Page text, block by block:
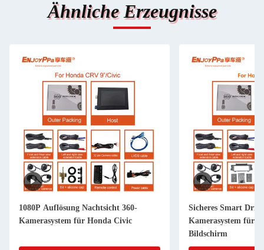
Ähnliche Erzeugnisse
1080P Auflösung Nachtsicht 360-
Kamerasystem für Honda Civic
Sicheres Smart
Kamerasystem für
Bildschirm